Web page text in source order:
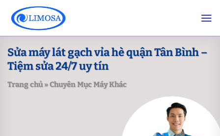
content
Sửa máy lát gạch vỉa hè quận Tân Bình –
Tiệm sửa 24/7 uy tín
Trang chủ»Chuyên Mục Máy Khác